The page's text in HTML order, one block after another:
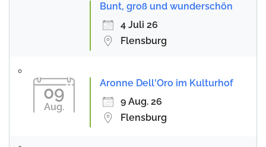
Bunt, groß und wunderschön
4 Juli 26
Flensburg
09
Aug.
Aronne Dell'Oro im Kulturhof
9 Aug. 26
Flensburg